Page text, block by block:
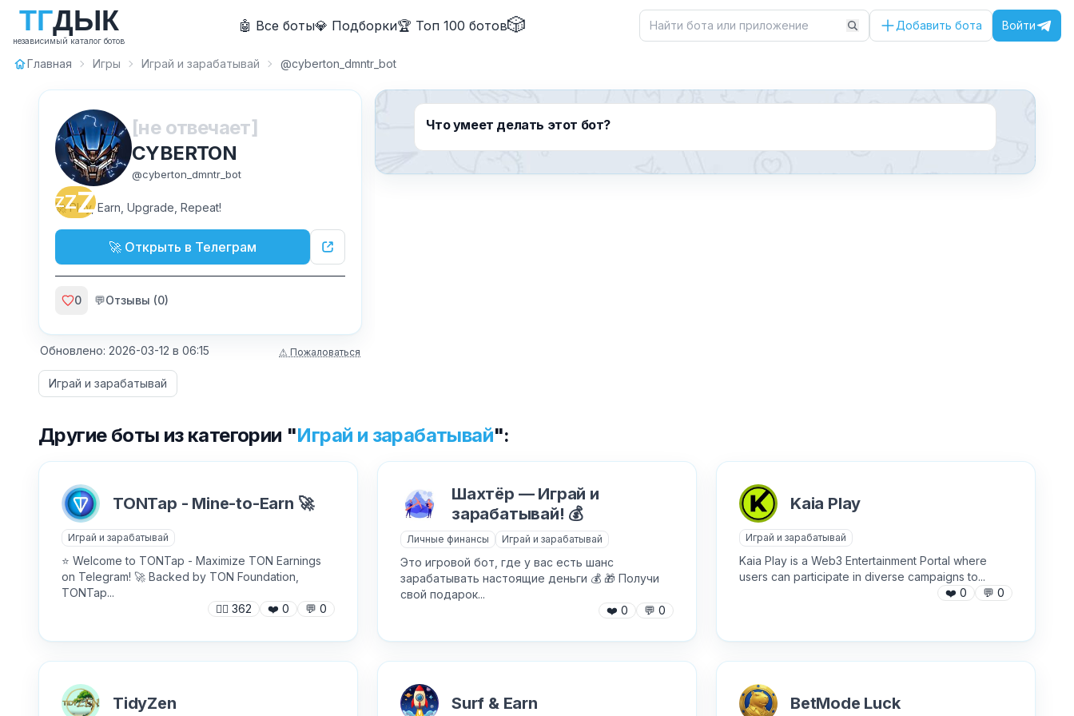
ТГДЫК
независимый каталог ботов
🤖 Все боты💎 Подборки🏆 Топ 100 ботов🎲 Добавить бота Войти
Как добавить бота?
AI аудио и голос
Главная Игры Играй и зарабатывай @cyberton_dmntr_bot
ZZZ
[не отвечает]
CYBERTON
@cyberton_dmntr_bot
🚀 Play, Earn, Upgrade, Repeat!
🚀 Открыть в Телеграм
0 💬Отзывы (0)
Обновлено: 2026-03-12 в 06:15 ⚠ Пожаловаться
✕
Играй и зарабатывай
Что умеет делать этот бот?
Другие боты из категории "Играй и зарабатывай":
TONTap - Mine-to-Earn 🚀
Играй и зарабатывай
⭐️ Welcome to TONTap - Maximize TON Earnings
on Telegram! 🚀 Backed by TON Foundation,
TONTap...
🙍‍♂️ 362 ❤️ 0 💬 0
Шахтёр — Играй и
зарабатывай! 💰
Личные финансы Играй и зарабатывай
Это игровой бот, где у вас есть шанс
зарабатывать настоящие деньги 💰 🎁 Получи
свой подарок...
❤️ 0 💬 0
Kaia Play
Играй и зарабатывай
Kaia Play is a Web3 Entertainment Portal where
users can participate in diverse campaigns to...
❤️ 0 💬 0
TidyZen Surf & Earn BetMode Luck